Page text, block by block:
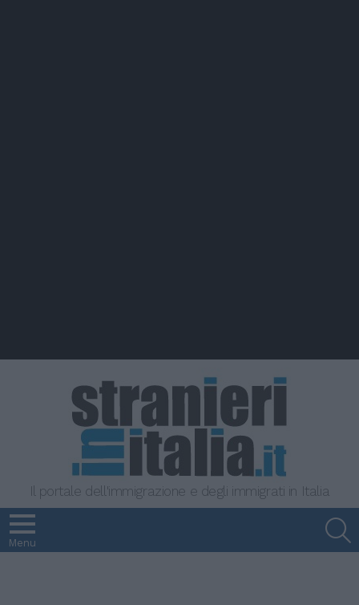
Il portale dell'immigrazione e degli immigrati in Italia
Menu